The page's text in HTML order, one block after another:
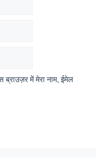
ब्राउज़र में मेरा नाम, ईमेल